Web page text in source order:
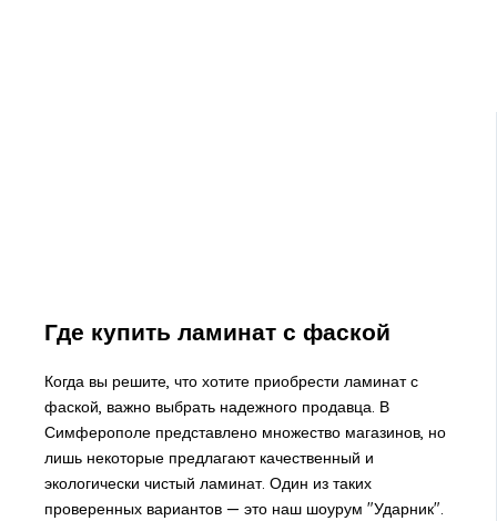
Где купить ламинат с фаской
Когда вы решите, что хотите приобрести ламинат с
фаской, важно выбрать надежного продавца. В
Симферополе представлено множество магазинов, но
лишь некоторые предлагают качественный и
экологически чистый ламинат. Один из таких
проверенных вариантов — это наш шоурум "Ударник".